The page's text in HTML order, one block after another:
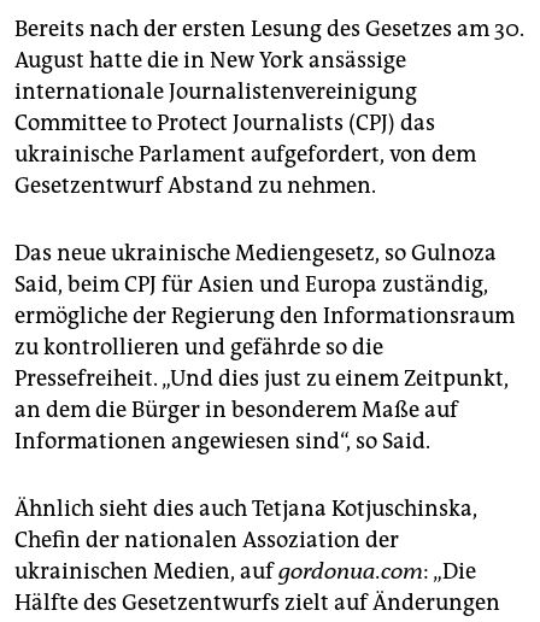
Bereits nach der ersten Lesung des Gesetzes am 30.
August hatte die in New York ansässige
internationale Journalistenvereinigung
Committee to Protect Journalists (CPJ) das
ukrainische Parlament aufgefordert, von dem
Gesetzentwurf Abstand zu nehmen.
Das neue ukrainische Mediengesetz, so Gulnoza
Said, beim CPJ für Asien und Europa zuständig,
ermögliche der Regierung den Informationsraum
zu kontrollieren und gefährde so die
Pressefreiheit. „Und dies just zu einem Zeitpunkt,
an dem die Bürger in besonderem Maße auf
Informationen angewiesen sind“, so Said.
Ähnlich sieht dies auch Tetjana Kotjuschinska,
Chefin der nationalen Assoziation der
ukrainischen Medien, aufgordonua.com: „Die
Hälfte des Gesetzentwurfs zielt auf Änderungen